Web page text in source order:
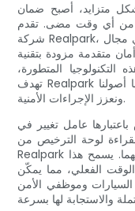
متزايد، أصبح ضمان
من أي وقت مضى. تقدم
شركة Realpark، إحدى الشركات الرائدة في مجال الابتكار في مجال
متقدمة مزودة بتقنية
المتطورة،
تهدف Realpark إلى إحداث ثورة في الطريقة التي نحمي بها أصولنا
ونعزز الإجراءات الأمنية.
عامل تغيير في
لقراءة لوحة الترخيص من
Realpark من هذه التقنية لتوفير أمان وراحة لا مثيل لهما. يسمح هذا
الوقت الفعلي، مما يمكّن
السيارات وموظفي الأمن